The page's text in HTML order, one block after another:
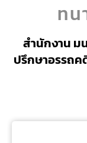
ทน
สำนักงาน ม
ปรึกษาอรรถค